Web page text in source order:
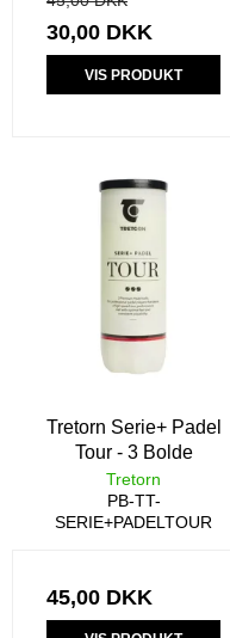
30,00 DKK
VIS PRODUKT
Tretorn Serie+ Padel
Tour - 3 Bolde
Tretorn
PB-TT-
SERIE+PADELTOUR
45,00 DKK